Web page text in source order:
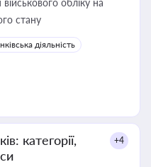
обліку на
стану
діяльність
категорії,
+4